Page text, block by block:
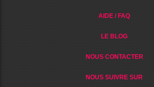
AIDE / FAQ
LE BLOG
NOUS CONTACTER
NOUS SUIVRE SUR